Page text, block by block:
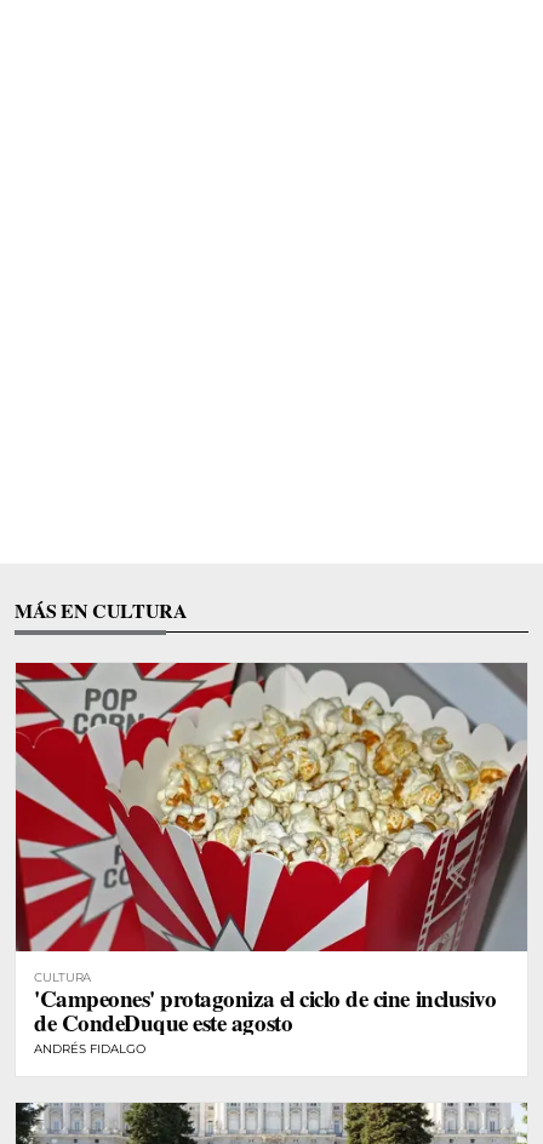
MÁS EN CULTURA
CULTURA
'Campeones' protagoniza el ciclo de cine inclusivo
de CondeDuque este agosto
ANDRÉS FIDALGO